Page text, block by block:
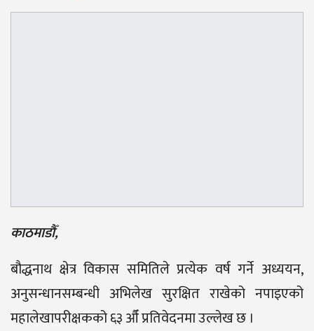
काठमाडौँ,
बौद्धनाथ क्षेत्र विकास समितिले प्रत्येक वर्ष गर्ने अध्ययन,
अनुसन्धानसम्बन्धी अभिलेख सुरक्षित राखेको नपाइएको
महालेखापरीक्षकको ६३ औँ प्रतिवेदनमा उल्लेख छ ।